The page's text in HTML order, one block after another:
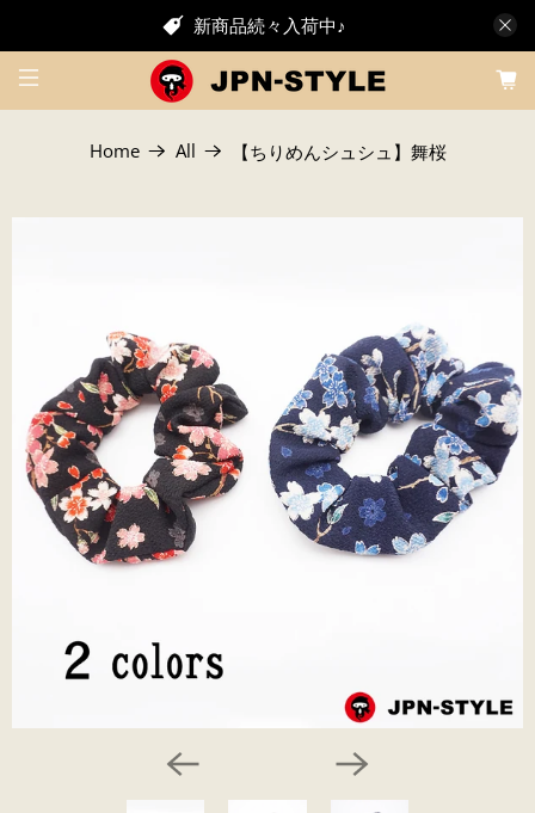
新商品続々入荷中♪
Home All 【ちりめんシュシュ】舞桜